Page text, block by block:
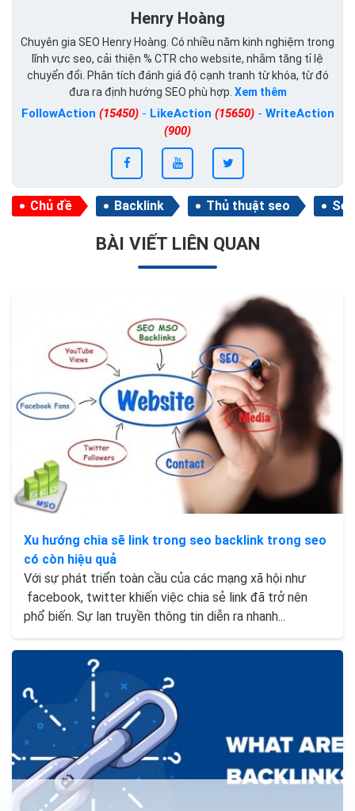
Henry Hoàng
Chuyên gia SEO Henry Hoàng. Có nhiều năm kinh nghiệm trong
lĩnh vực seo, cải thiện % CTR cho website, nhằm tăng tỉ lệ
chuyển đổi. Phân tích đánh giá độ cạnh tranh từ khóa, từ đó
đưa ra định hướng SEO phù hợp. Xem thêm
FollowAction (15450)- LikeAction (15650)- WriteAction
(900)
Chủ đề Backlink Thủ thuật seo
BÀI VIẾT LIÊN QUAN
Xu hướng chia sẽ link trong seo backlink trong seo
có còn hiệu quả
Với sự phát triển toàn cầu của các mạng xã hội như
facebook, twitter khiến việc chia sẻ link đã trở nên
phổ biến. Sự lan truyền thông tin diễn ra nhanh...